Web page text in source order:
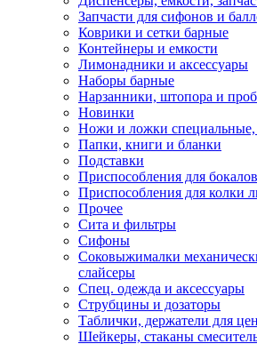
Запчасти для сифонов и
Коврики и сетки барные
Контейнеры и емкости
Лимонадники и аксессуары
Наборы барные
Нарзанники, штопора и
Новинки
Ножи и ложки
Папки, книги и бланки
Подставки
Приспособления для бокалов
Приспособления для колки
Прочее
Сита и фильтры
Сифоны
Соковыжималки
слайсеры
Спец. одежда и аксессуары
Струбцины и дозаторы
Таблички, держатели для
Шейкеры, стаканы